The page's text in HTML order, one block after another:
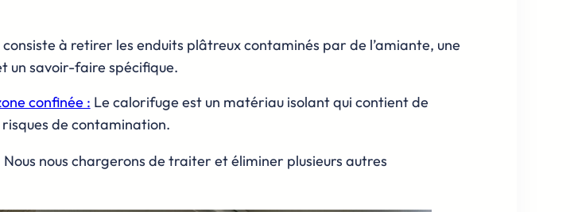
à retirer les enduits plâtreux contaminés par de l’amiante, une
un savoir-faire spécifique.
confinée : Le calorifuge est un matériau isolant qui contient de
de contamination.
nous chargerons de traiter et éliminer plusieurs autres